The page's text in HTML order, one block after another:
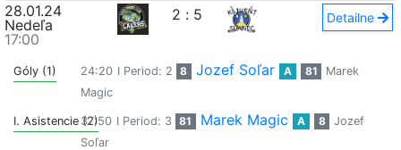
28.01.24
Nedeľa
17:00
2 : 5 Detailne
Góly (1) 24:20 I Period: 2 8 Jozef Soľar A 81
Marek
Magic
I. Asistencie (2)37:50 I Period: 3 81 Marek Magic A 8
Jozef
Soľar